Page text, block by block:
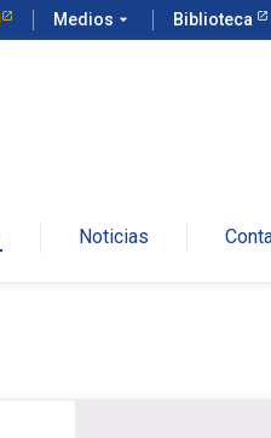
Medios arrow_drop_down Biblioteca
Noticias